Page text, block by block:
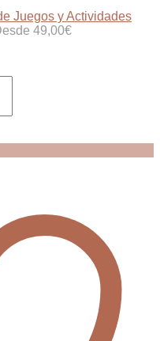
Juegos y Actividades
49,00€